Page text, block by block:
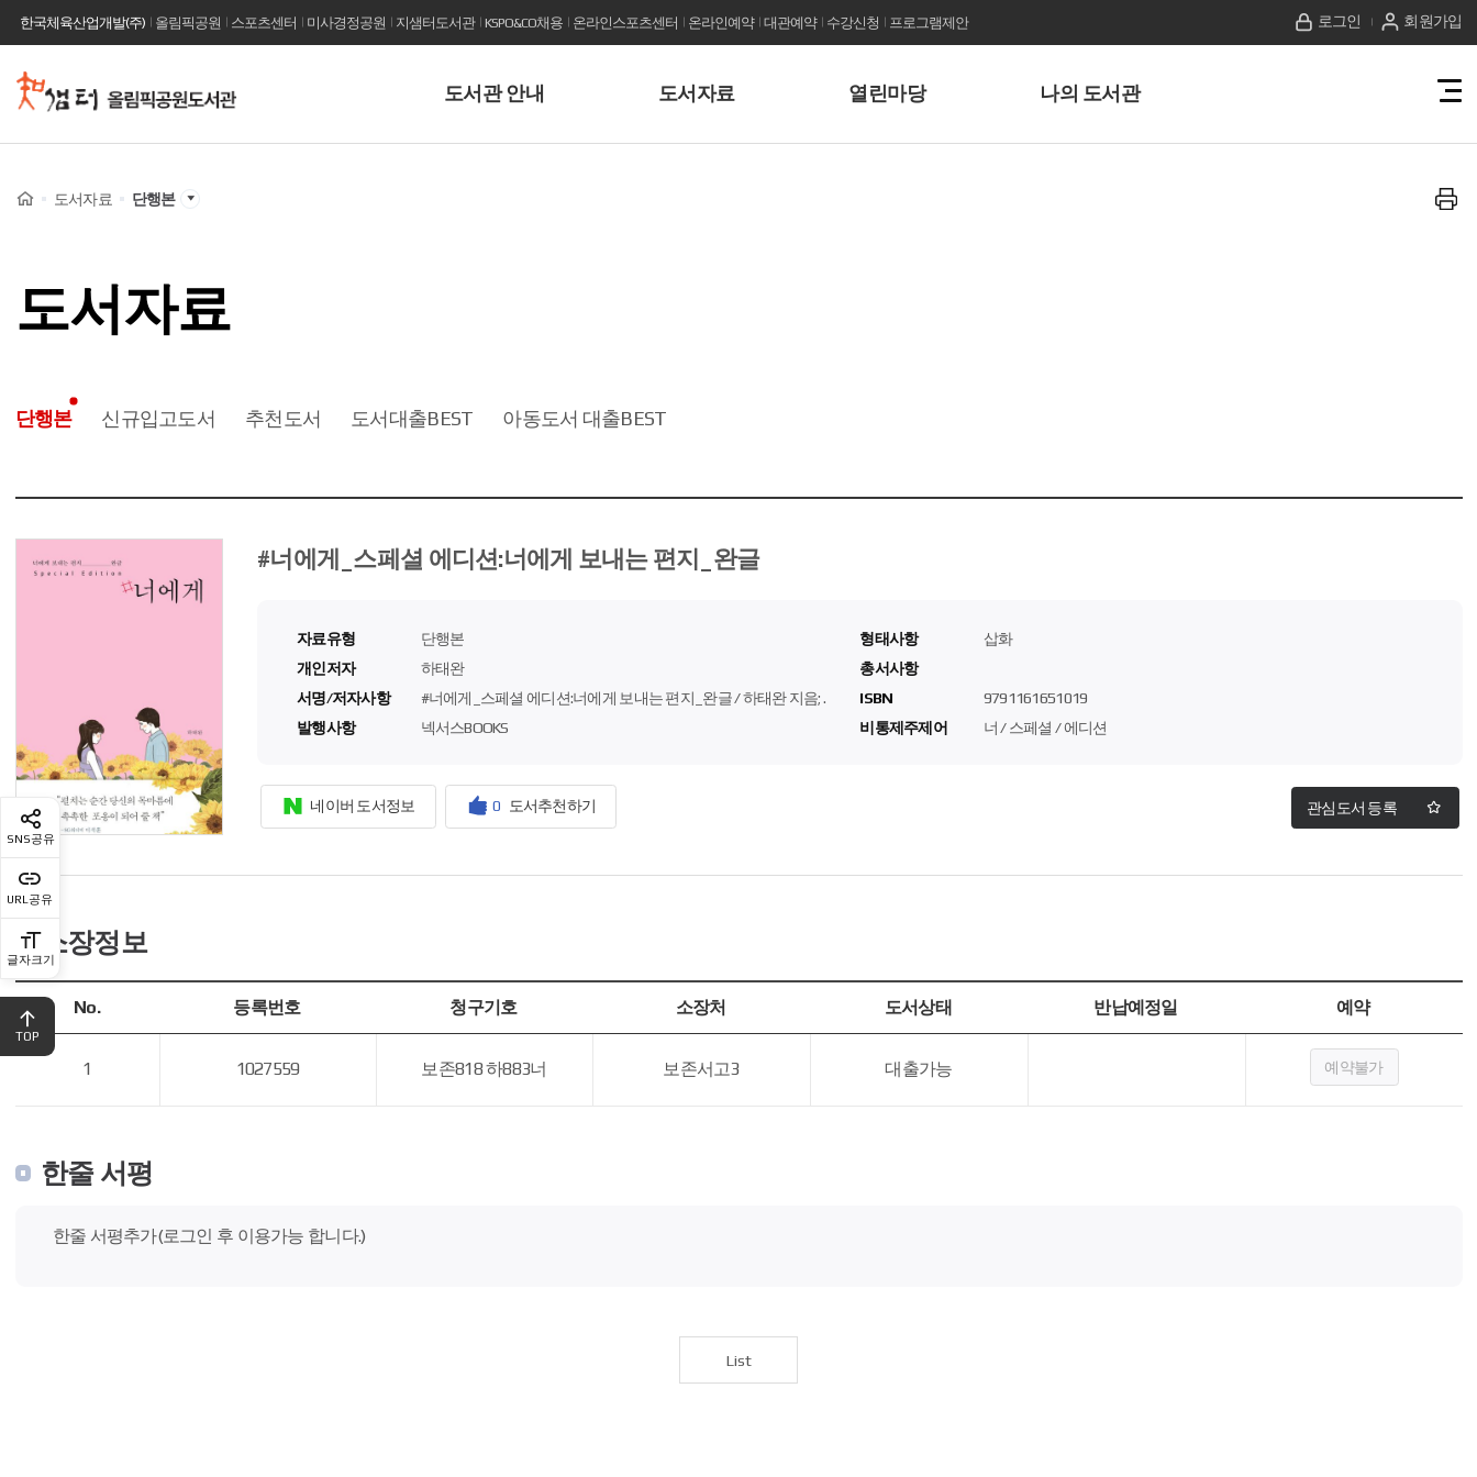
한국체육산업개발(주) 올림픽공원 스포츠센터 미사경정공원 지샘터도서관 KSPO&CO채용 온라인스포츠센터 온라인예약 대관예약 수강신청 프로그램제안 로그인 회원가입
사
이
도서관 안내 도서자료 열린마당 나의 도서관
전
메
기
SNS공유
URL공유
글자크기
Home도서자료 단행본
프
도서자료
단행본 신규입고도서 추천도서 도서대출BEST 아동도서 대출BEST
#너에게_스페셜 에디션:너에게 보내는 편지_완글
자료유형
단행본
개인저자
하태완
서명/저자사항
#너에게_스페셜 에디션:너에게 보내는 편지_완글 / 하태완 지음; .
발행사항
넥서스BOOKS
형태사항
삽화
총서사항
ISBN
9791161651019
비통제주제어
너 / 스페셜 / 에디션
네이버 도서정보 0 도서추천하기 관심도서 등록
소장정보
등
록
번
호,
소
No. 등록번호 청구기호 소장처 도서상태 반납예정일 예약
1 1027559 보존818 하883너 보존서고3 대출가능 예약불가
한줄 서평
한줄 서평추가(로그인 후 이용가능 합니다.)
List
TOP